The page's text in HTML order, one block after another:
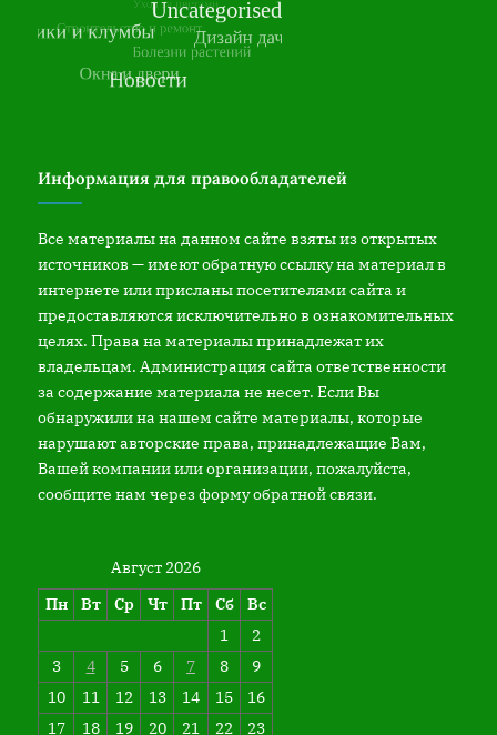
Информация для правообладателей
Все материалы на данном сайте взяты из открытых
источников — имеют обратную ссылку на материал в
интернете или присланы посетителями сайта и
предоставляются исключительно в ознакомительных
целях. Права на материалы принадлежат их
владельцам. Администрация сайта ответственности
за содержание материала не несет. Если Вы
обнаружили на нашем сайте материалы, которые
нарушают авторские права, принадлежащие Вам,
Вашей компании или организации, пожалуйста,
сообщите нам через форму обратной связи.
Август 2026
Пн
Вт Ср Чт Пт Сб
Вс
1
2
3
4 5 6 7 8
9
10
11 12 13 14 15
16
17
18 19 20 21 22 23